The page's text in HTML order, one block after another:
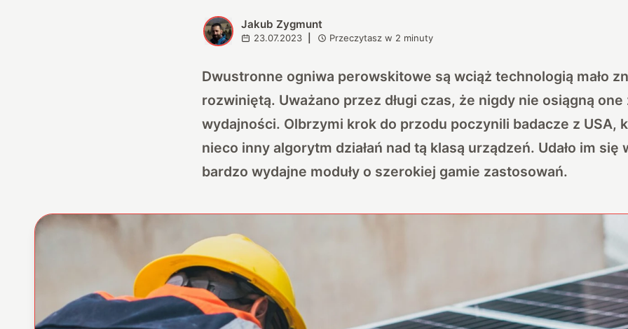
J Jakub Zygmunt
23.07.2023 Przeczytasz w 2 minuty
Dwustronne ogniwa perowskitowe są wciąż technologią mało
rozwiniętą. Uważano przez długi czas, że nigdy nie osiągną
wydajności. Olbrzymi krok do przodu poczynili badacze z USA,
nieco inny algorytm działań nad tą klasą urządzeń. Udało im się
bardzo wydajne moduły o szerokiej gamie zastosowań.